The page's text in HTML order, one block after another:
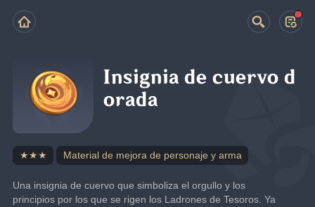
Insignia de cuervo d
orada
★★★ Material de mejora de personaje y arma
Una insignia de cuervo que simboliza el orgullo y los
principios por los que se rigen los Ladrones de Tesoros. Ya